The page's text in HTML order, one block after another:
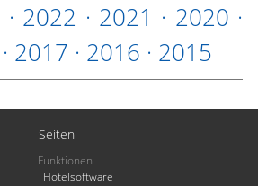
· 2022 · 2021 · 2020 ·
· 2017 · 2016 · 2015
Seiten
Funktionen
Hotelsoftware